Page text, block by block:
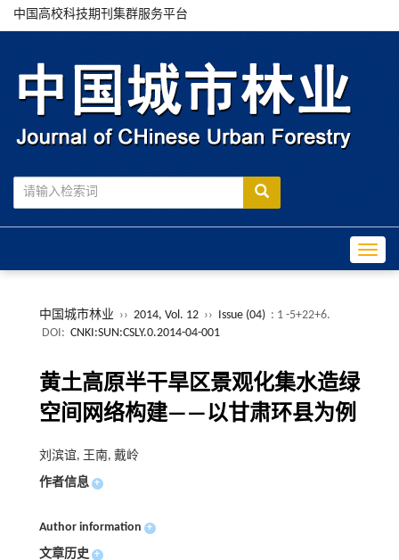
中国高校科技期刊集群服务平台
中国城市林业 ›› 2014, Vol. 12 ›› Issue (04) : 1 -5+22+6.
DOI: CNKI:SUN:CSLY.0.2014-04-001
黄土高原半干旱区景观化集水造绿
空间网络构建——以甘肃环县为例
刘滨谊, 王南, 戴岭
作者信息 +
Author information +
文章历史 +